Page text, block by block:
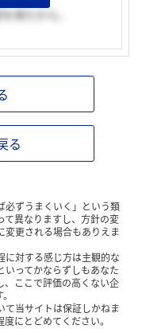
得たから。
る
必ずうまくいく」という類
て異なりますし、方針の変
更される場合もありえま
に対する感じ方は主観的な
ってかならずしもあなた
、ここで評価の高くない企
当サイトは保証しかねま
にとどめてください。